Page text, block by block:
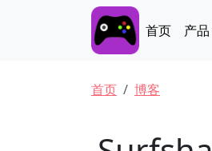
Main
首页 产品
面包屑
首页 博客